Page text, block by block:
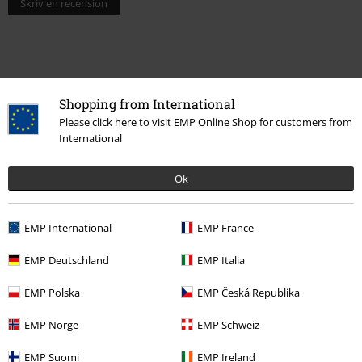
Shopping from International
Please click here to visit EMP Online Shop for customers from
International
Ok
EMP International EMP France
EMP Deutschland EMP Italia
EMP Polska EMP Česká Republika
EMP Norge EMP Schweiz
EMP Suomi EMP Ireland
Skriv en recension
More categories. More options.